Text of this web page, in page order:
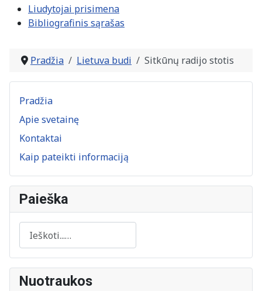
Liudytojai prisimena
Bibliografinis sąrašas
Pradžia Lietuva budi Sitkūnų radijo stotis
Pradžia
Apie svetainę
Kontaktai
Kaip pateikti informaciją
Paieška
Paieška
Nuotraukos